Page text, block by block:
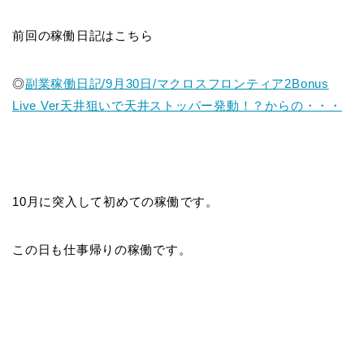
前回の稼働日記はこちら
◎副業稼働日記/9月30日/マクロスフロンティア2Bonus
Live Ver天井狙いで天井ストッパー発動！？からの・・・
10月に突入して初めての稼働です。
この日も仕事帰りの稼働です。